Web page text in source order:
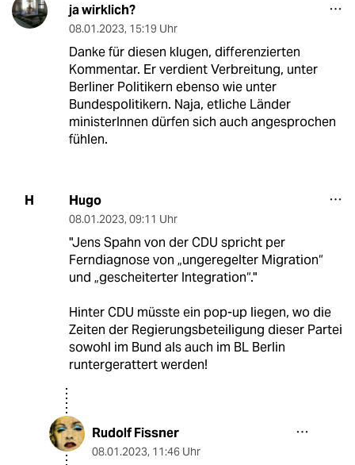
ja wirklich?
08.01.2023, 15:19 Uhr
Danke für diesen klugen, differenzierten
Kommentar. Er verdient Verbreitung, unter
Berliner Politikern ebenso wie unter
Bundespolitikern. Naja, etliche Länder
ministerInnen dürfen sich auch angesprochen
fühlen.
H Hugo
08.01.2023, 09:11 Uhr
"Jens Spahn von der CDU spricht per
Ferndiagnose von „ungeregelter Migration“
und „gescheiterter Integration“."
Hinter CDU müsste ein pop-up liegen, wo die
Zeiten der Regierungsbeteiligung dieser Partei
sowohl im Bund als auch im BL Berlin
runtergerattert werden!
Rudolf Fissner
08.01.2023, 11:46 Uhr